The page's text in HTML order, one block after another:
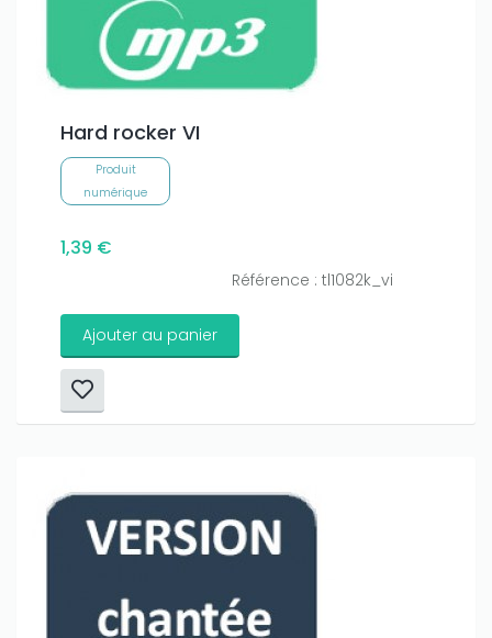
Hard rocker VI
Produit
numérique
1,39 €
Référence : tl1082k_vi
Ajouter au panier